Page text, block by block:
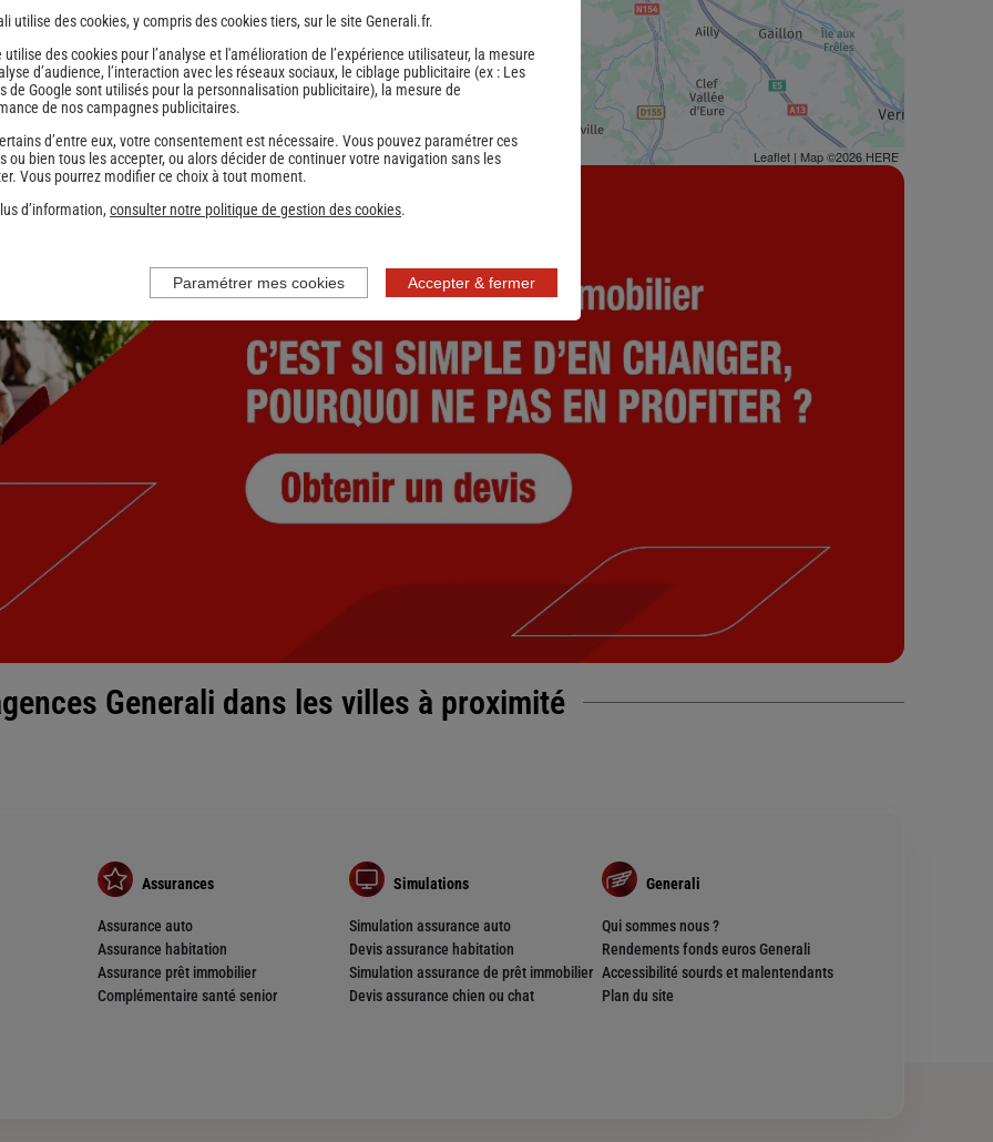
Leaflet| Map ©2026 HERE
Generali dans les villes à proximité
Assurances
Assurance auto
Assurance habitation
Assurance prêt immobilier
Complémentaire santé senior
Simulations
Simulation assurance auto
Devis assurance habitation
Simulation assurance de prêt immobilier
Devis assurance chien ou chat
Generali
Qui sommes nous ?
Rendements fonds euros Generali
Accessibilité sourds et malentendants
Plan du site
utilise des cookies, y compris des cookies tiers, sur le site Generali.fr.
utilise des cookies pour l’analyse et l'amélioration de l’expérience utilisateur, la mesure
d’audience, l’interaction avec les réseaux sociaux, le ciblage publicitaire (ex : Les
de Google sont utilisés pour la personnalisation publicitaire), la mesure de
de nos campagnes publicitaires.
d’entre eux, votre consentement est nécessaire. Vous pouvez paramétrer ces
ou bien tous les accepter, ou alors décider de continuer votre navigation sans les
Vous pourrez modifier ce choix à tout moment.
d’information, consulter notre politique de gestion des cookies.
Accepter & fermer
Paramétrer mes cookies